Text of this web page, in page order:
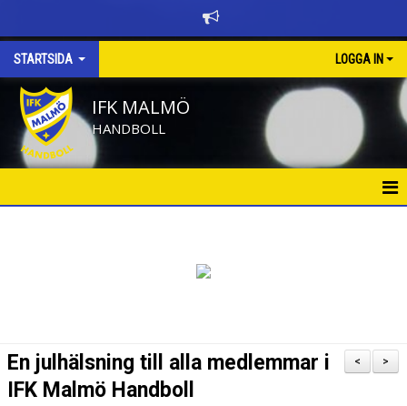
STARTSIDA LOGGA IN
IFK MALMÖ
HANDBOLL
NYHETSARKIV
>
<
En julhälsning till alla medlemmar i
IFK Malmö Handboll